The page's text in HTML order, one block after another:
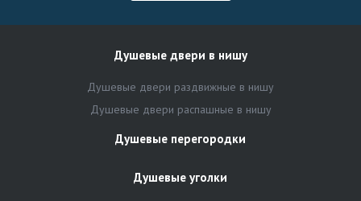
Душевые двери в нишу
Душевые двери раздвижные в нишу
Душевые двери распашные в нишу
Душевые перегородки
Душевые уголки